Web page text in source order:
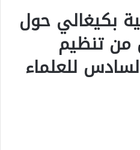
بكيغالي حول
من تنظيم
للعلماء